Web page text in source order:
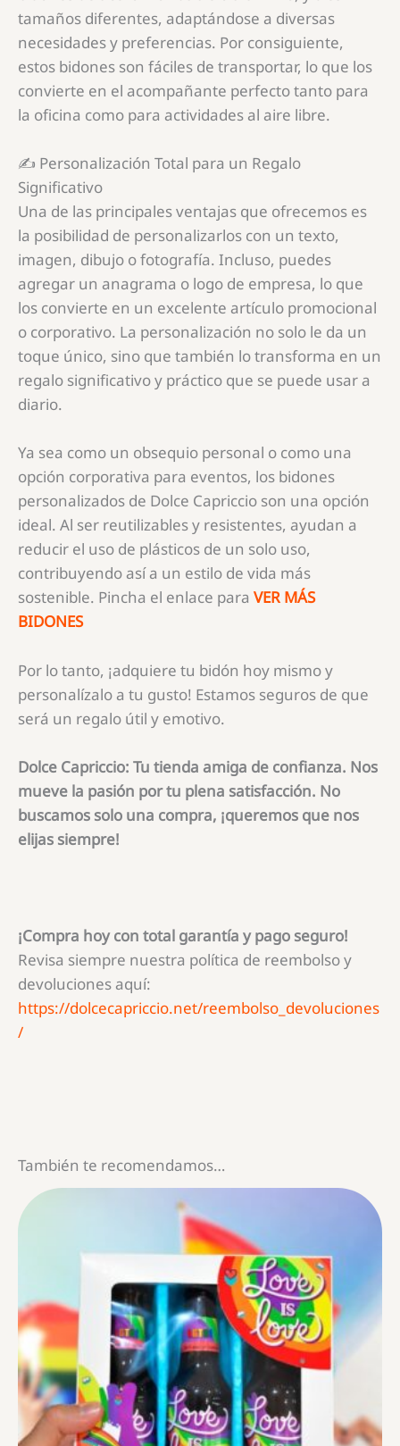
tamaños diferentes, adaptándose a diversas
necesidades y preferencias. Por consiguiente,
estos bidones son fáciles de transportar, lo que los
convierte en el acompañante perfecto tanto para
la oficina como para actividades al aire libre.
✍️ Personalización Total para un Regalo
Significativo
Una de las principales ventajas que ofrecemos es
la posibilidad de personalizarlos con un texto,
imagen, dibujo o fotografía. Incluso, puedes
agregar un anagrama o logo de empresa, lo que
los convierte en un excelente artículo promocional
o corporativo. La personalización no solo le da un
toque único, sino que también lo transforma en un
regalo significativo y práctico que se puede usar a
diario.
Ya sea como un obsequio personal o como una
opción corporativa para eventos, los bidones
personalizados de Dolce Capriccio son una opción
ideal. Al ser reutilizables y resistentes, ayudan a
reducir el uso de plásticos de un solo uso,
contribuyendo así a un estilo de vida más
sostenible. Pincha el enlace para VER MÁS
BIDONES
Por lo tanto, ¡adquiere tu bidón hoy mismo y
personalízalo a tu gusto! Estamos seguros de que
será un regalo útil y emotivo.
Dolce Capriccio: Tu tienda amiga de confianza. Nos
mueve la pasión por tu plena satisfacción. No
buscamos solo una compra, ¡queremos que nos
elijas siempre!
¡Compra hoy con total garantía y pago seguro!
Revisa siempre nuestra política de reembolso y
devoluciones aquí:
https://dolcecapriccio.net/reembolso_devoluciones
/
También te recomendamos…